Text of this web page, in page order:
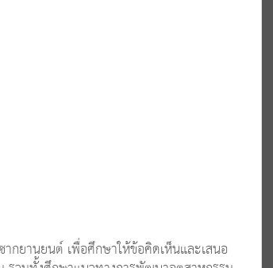
กยานยนต์ เพื่อศึกษาให้ข้อคิดเห็นและเสนอ